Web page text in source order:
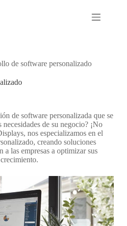
de software personalizado
de software personalizada que se
necesidades de su negocio? ¡No
nos especializamos en el
creando soluciones
a las empresas a optimizar sus